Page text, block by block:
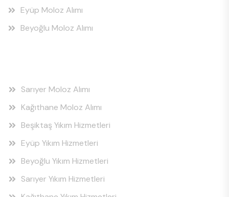
Eyüp Moloz Alımı
Beyoğlu Moloz Alımı
Sarıyer Moloz Alımı
Kağıthane Moloz Alımı
Beşiktaş Yıkım Hizmetleri
Eyüp Yıkım Hizmetleri
Beyoğlu Yıkım Hizmetleri
Sarıyer Yıkım Hizmetleri